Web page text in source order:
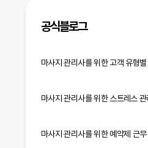
공식블로그